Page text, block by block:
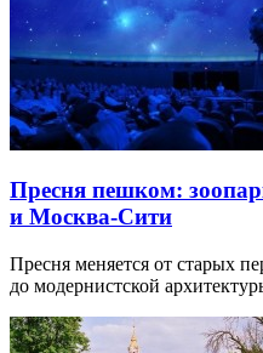
Пресня пешком:
и Москва-Сити
Пресня меняется от старых
до модернистской